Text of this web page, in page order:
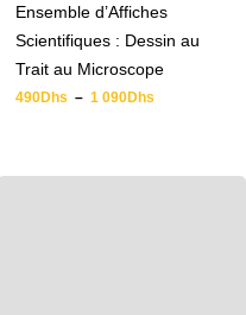
Ensemble d’Affiches
Scientifiques : Dessin au
Trait au Microscope
490Dhs – 1 090Dhs